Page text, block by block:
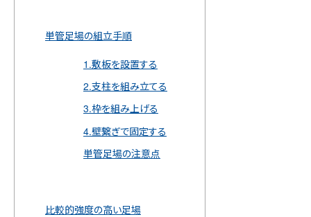
単管足場の組立手順
1.敷板を設置する
2.支柱を組み立てる
3.枠を組み上げる
4.壁繋ぎで固定する
単管足場の注意点
比較的強度の高い足場